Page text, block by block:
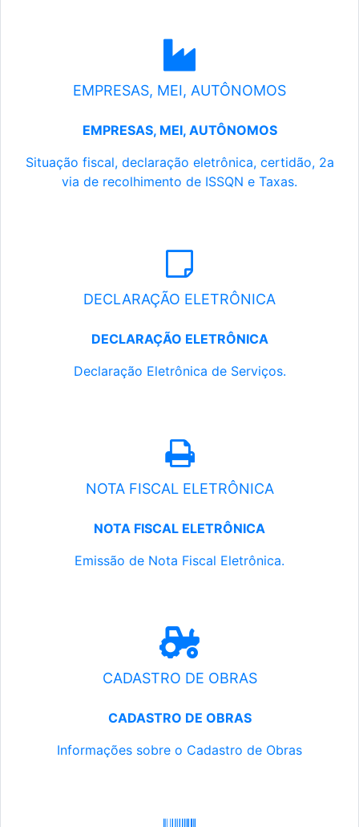
EMPRESAS, MEI, AUTÔNOMOS
EMPRESAS, MEI, AUTÔNOMOS
Situação fiscal, declaração eletrônica, certidão, 2a
via de recolhimento de ISSQN e Taxas.
DECLARAÇÃO ELETRÔNICA
DECLARAÇÃO ELETRÔNICA
Declaração Eletrônica de Serviços.
NOTA FISCAL ELETRÔNICA
NOTA FISCAL ELETRÔNICA
Emissão de Nota Fiscal Eletrônica.
CADASTRO DE OBRAS
CADASTRO DE OBRAS
Informações sobre o Cadastro de Obras